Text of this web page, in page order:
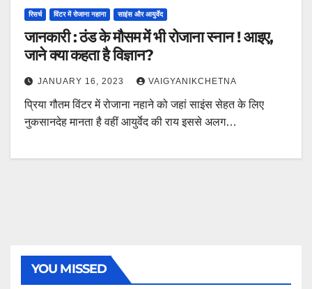
रिसर्च विंटर में रोजाना नहाना साइंस और आयुर्वेद
जानकारी : ठंड के मौसम में भी रोजाना स्नान ! आइए,
जाने क्या कहता है विज्ञान?
JANUARY 16, 2023 VAIGYANIKCHETNA
प्रिया गौतम विंटर में रोजाना नहाने को जहां साइंस सेहत के लिए
नुकसानदेह मानता है वहीं आयुर्वेद की राय इससे अलग…
YOU MISSED